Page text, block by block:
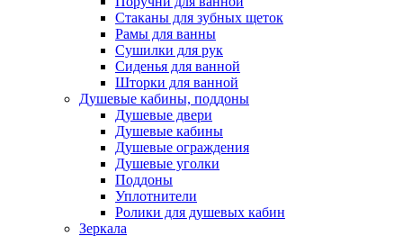
Стаканы для зубных щеток
Рамы для ванны
Сушилки для рук
Сиденья для ванной
Шторки для ванной
Душевые кабины, поддоны
Душевые двери
Душевые кабины
Душевые ограждения
Душевые уголки
Поддоны
Уплотнители
Ролики для душевых кабин
Зеркала